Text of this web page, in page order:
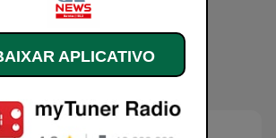
APLICATIVO